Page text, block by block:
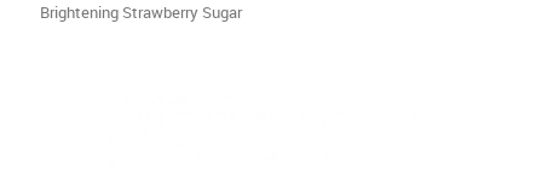
Brightening Strawberry Sugar